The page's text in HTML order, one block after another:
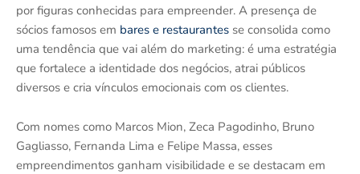
por figuras conhecidas para empreender. A presença de
sócios famosos em bares e restaurantes se consolida como
uma tendência que vai além do marketing: é uma estratégia
que fortalece a identidade dos negócios, atrai públicos
diversos e cria vínculos emocionais com os clientes.
Com nomes como Marcos Mion, Zeca Pagodinho, Bruno
Gagliasso, Fernanda Lima e Felipe Massa, esses
empreendimentos ganham visibilidade e se destacam em